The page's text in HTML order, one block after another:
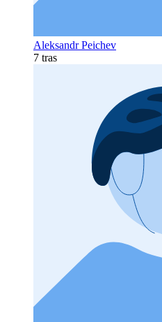
Aleksandr Peichev
7 tras